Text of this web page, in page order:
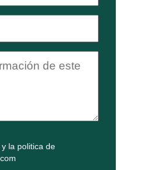
y la politica de